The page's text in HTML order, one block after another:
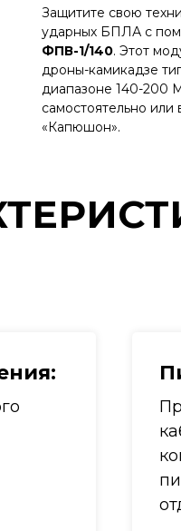
Защитите свою
ударных БПЛА с
ФПВ-1/140. Этот
дроны-камикадзе
диапазоне 140-200
самостоятельно
«Капюшон».
: